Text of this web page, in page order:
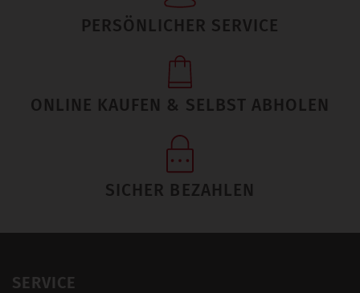
PERSÖNLICHER SERVICE
ONLINE KAUFEN & SELBST ABHOLEN
SICHER BEZAHLEN
SERVICE